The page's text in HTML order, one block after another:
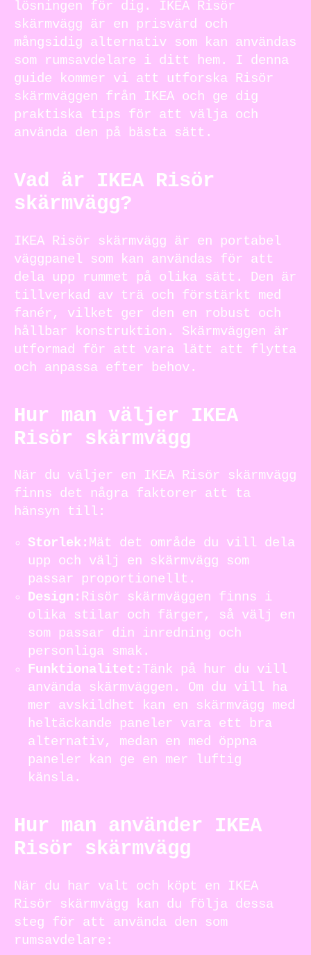
lösningen för dig. IKEA Risör
skärmvägg är en prisvärd och
mångsidig alternativ som kan användas
som rumsavdelare i ditt hem. I denna
guide kommer vi att utforska Risör
skärmväggen från IKEA och ge dig
praktiska tips för att välja och
använda den på bästa sätt.
Vad är IKEA Risör
skärmvägg?
IKEA Risör skärmvägg är en portabel
väggpanel som kan användas för att
dela upp rummet på olika sätt. Den är
tillverkad av trä och förstärkt med
fanér, vilket ger den en robust och
hållbar konstruktion. Skärmväggen är
utformad för att vara lätt att flytta
och anpassa efter behov.
Hur man väljer IKEA
Risör skärmvägg
När du väljer en IKEA Risör skärmvägg
finns det några faktorer att ta
hänsyn till:
Storlek: Mät det område du vill dela
upp och välj en skärmvägg som
passar proportionellt.
Design: Risör skärmväggen finns i
olika stilar och färger, så välj en
som passar din inredning och
personliga smak.
Funktionalitet: Tänk på hur du vill
använda skärmväggen. Om du vill ha
mer avskildhet kan en skärmvägg med
heltäckande paneler vara ett bra
alternativ, medan en med öppna
paneler kan ge en mer luftig
känsla.
Hur man använder IKEA
Risör skärmvägg
När du har valt och köpt en IKEA
Risör skärmvägg kan du följa dessa
steg för att använda den som
rumsavdelare: